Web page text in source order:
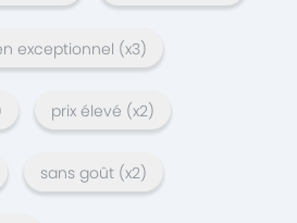
exceptionnel (x3)
prix élevé (x2)
sans goût (x2)